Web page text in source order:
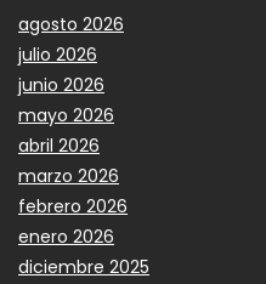
agosto 2026
julio 2026
junio 2026
mayo 2026
abril 2026
marzo 2026
febrero 2026
enero 2026
diciembre 2025